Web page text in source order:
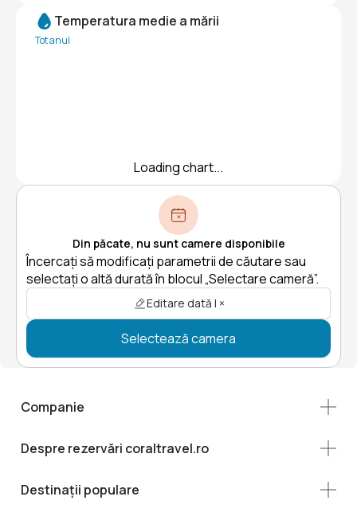
Temperatura medie a mării
Tot anul
Loading chart...
Din păcate, nu sunt camere disponibile
Încercați să modificați parametrii de căutare sau
selectați o altă durată în blocul „Selectare cameră”.
Editare dată | ×
Selectează camera
Companie
Despre rezervări coraltravel.ro
Destinații populare